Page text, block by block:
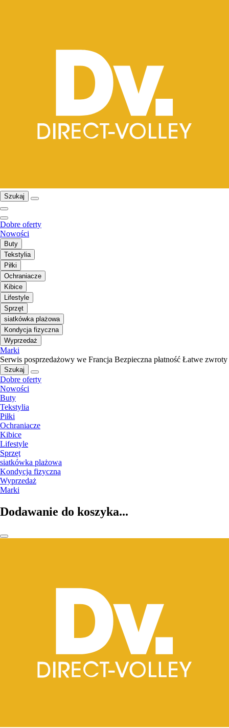
Szukaj
Dobre oferty
Nowości
Buty
Tekstylia
Piłki
Ochraniacze
Kibice
Lifestyle
Sprzęt
siatkówka plażowa
Kondycja fizyczna
Wyprzedaż
Marki
Serwis posprzedażowy we Francja Bezpieczna płatność Łatwe zwroty
Szukaj
Dobre oferty
Nowości
Buty
Tekstylia
Piłki
Ochraniacze
Kibice
Lifestyle
Sprzęt
siatkówka plażowa
Kondycja fizyczna
Wyprzedaż
Marki
Dodawanie do koszyka...